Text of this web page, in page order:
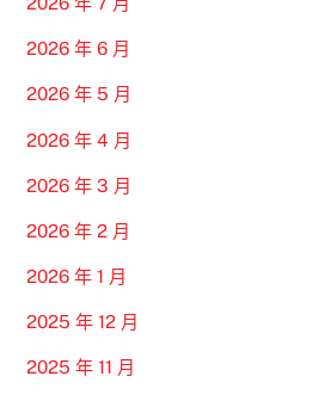
2026 年 6 月
2026 年 5 月
2026 年 4 月
2026 年 3 月
2026 年 2 月
2026 年 1 月
2025 年 12 月
2025 年 11 月